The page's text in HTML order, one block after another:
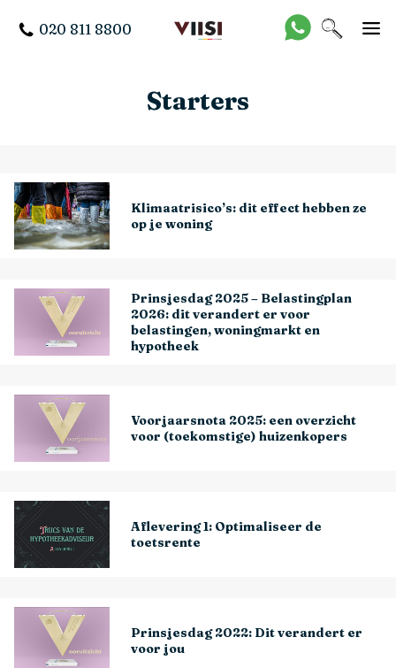
020 811 8800
Starters
Klimaatrisico’s: dit effect hebben ze
op je woning
Prinsjesdag 2025 – Belastingplan
2026: dit verandert er voor
belastingen, woningmarkt en
hypotheek
Voorjaarsnota 2025: een overzicht
voor (toekomstige) huizenkopers
Aflevering 1: Optimaliseer de
toetsrente
Prinsjesdag 2022: Dit verandert er
voor jou